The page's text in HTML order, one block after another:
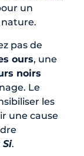
un
pas de
ours, une
noirs
Le
les
une cause
Si.